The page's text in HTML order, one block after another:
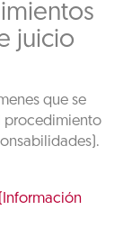
juicio
que se
procedimiento